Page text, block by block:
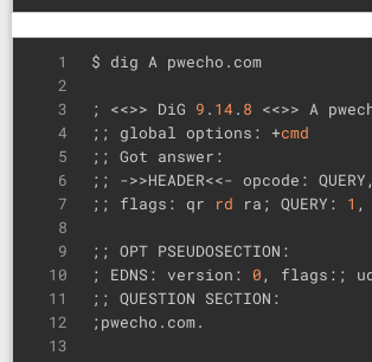
1
2
3
4
5
6
7
8
9
10
11
12
13
$ dig A pwecho.com
; <<>> DiG 9 . 14. 8 <<>> A
;; global options: +cmd
;; Got answer:
;; ->>HEADER<<- opcode:
;; flags: qr
rd ra; QUERY: 1 ,
;; OPT PSEUDOSECTION:
; EDNS: version: 0 , flags:;
;; QUESTION SECTION: